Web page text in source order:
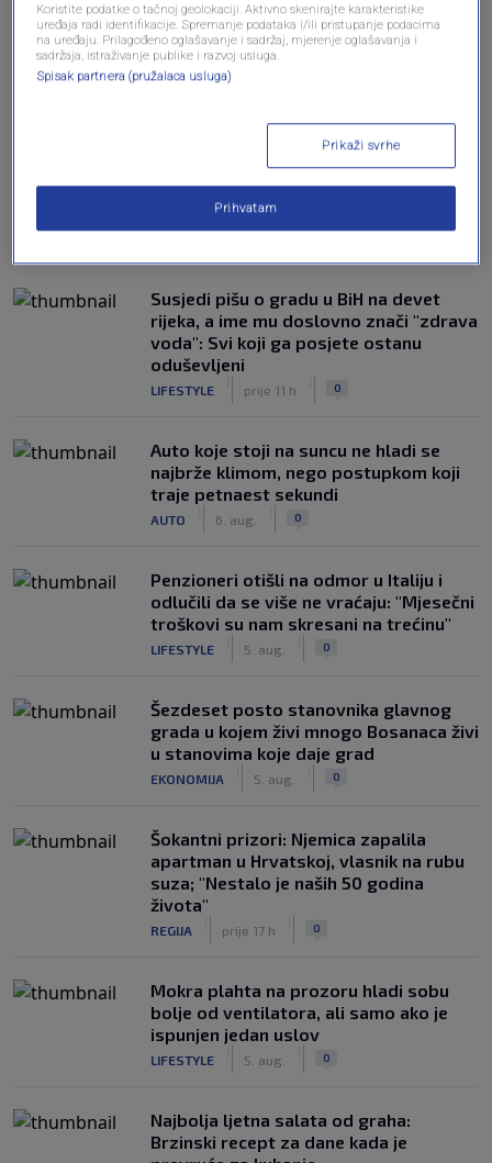
Oglas
NAJČITANIJE
Susjedi pišu o gradu u BiH na devet
rijeka, a ime mu doslovno znači "zdrava
voda": Svi koji ga posjete ostanu
oduševljeni
LIFESTYLE prije 11 h 0
Auto koje stoji na suncu ne hladi se
najbrže klimom, nego postupkom koji
traje petnaest sekundi
AUTO 6. aug. 0
Penzioneri otišli na odmor u Italiju i
odlučili da se više ne vraćaju: "Mjesečni
troškovi su nam skresani na trećinu"
LIFESTYLE 5. aug. 0
Šezdeset posto stanovnika glavnog
grada u kojem živi mnogo Bosanaca živi
u stanovima koje daje grad
EKONOMIJA 5. aug. 0
Šokantni prizori: Njemica zapalila
apartman u Hrvatskoj, vlasnik na rubu
suza; "Nestalo je naših 50 godina
života"
REGIJA prije 17 h 0
Mokra plahta na prozoru hladi sobu
bolje od ventilatora, ali samo ako je
ispunjen jedan uslov
LIFESTYLE 5. aug. 0
Najbolja ljetna salata od graha:
Brzinski recept za dane kada je
Koristite podatke o tačnoj geolokaciji. Aktivno skenirajte karakteristike
uređaja radi identifikacije. Spremanje podataka i/ili pristupanje podacima
na uređaju. Prilagođeno oglašavanje i sadržaj, mjerenje oglašavanja i
sadržaja, istraživanje publike i razvoj usluga.
Spisak partnera (pružalaca usluga)
Prikaži svrhe
Prihvatam